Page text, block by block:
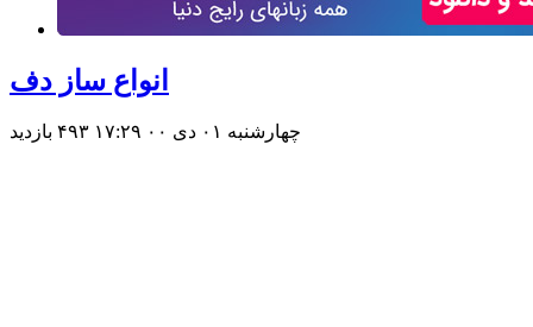
انواع ساز دف
چهارشنبه ۰۱ دی ۰۰ ۱۷:۲۹ ۴۹۳ بازديد